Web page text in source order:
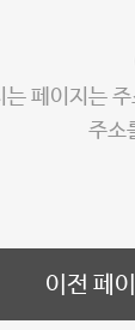
는 페이지는
주소
이전 페